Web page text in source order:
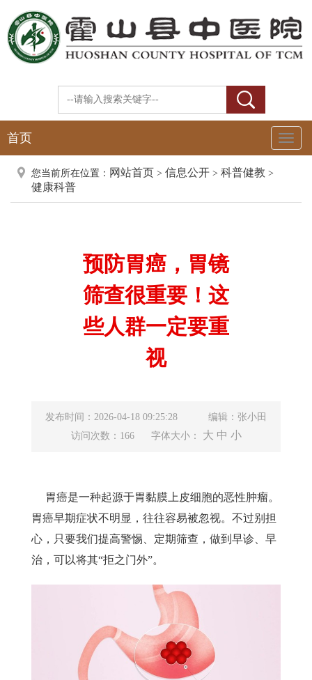
Toggle
首页
您当前所在位置： 网站首页 > 信息公开 > 科普健教 >
健康科普
预防胃癌，胃镜
筛查很重要！这
些人群一定要重
视
发布时间：2026-04-18 09:25:28
编辑：张小田
访问次数：166
字体大小： 大 中 小
胃癌是一种起源于胃黏膜上皮细胞的恶性肿瘤。
胃癌早期症状不明显，往往容易被忽视。不过别担
心，只要我们提高警惕、定期筛查，做到早诊、早
治，可以将其“拒之门外”。